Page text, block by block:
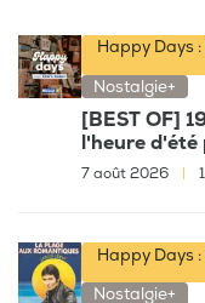
Happy Days
Nostalgie+
[BEST OF]
l'heure d'été
7 août 2026
Happy Days
Nostalgie+